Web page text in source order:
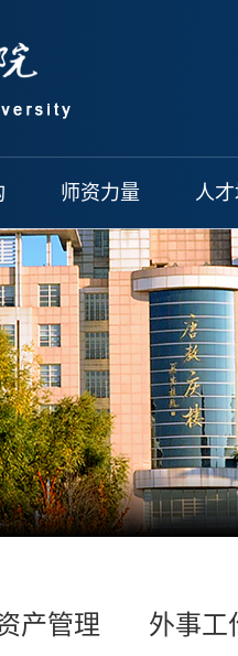
师资力量 人
产管理 外事工